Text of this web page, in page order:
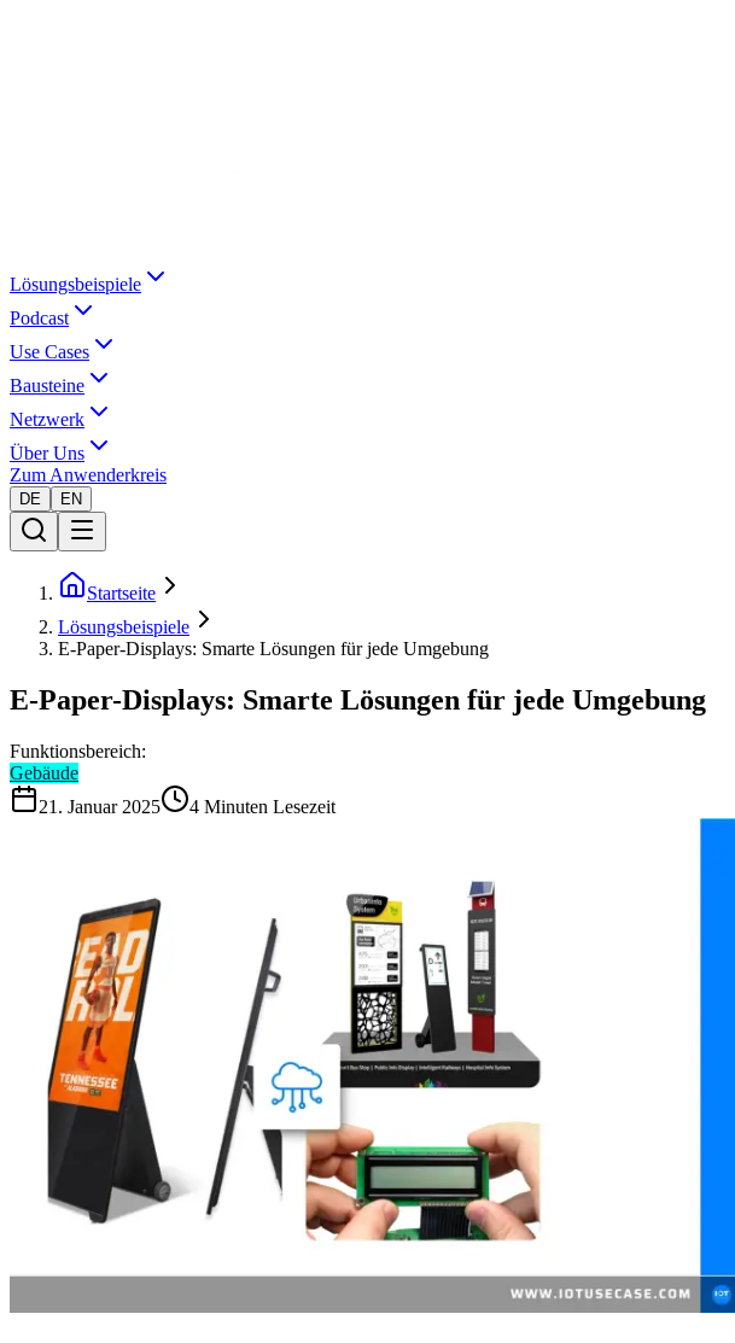
Lösungsbeispiele
Podcast
Use Cases
Bausteine
Netzwerk
Über Uns
Zum Anwenderkreis
DE EN
Startseite
Lösungsbeispiele
E-Paper-Displays: Smarte Lösungen für jede Umgebung
E-Paper-Displays: Smarte Lösungen für jede Umgebung
Funktionsbereich:
Gebäude
21. Januar 2025
4 Minuten Lesezeit